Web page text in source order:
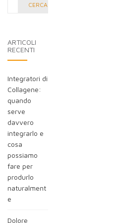
CERCA
ARTICOLI
RECENTI
Integratori di
Collagene:
quando
serve
davvero
integrarlo e
cosa
possiamo
fare per
produrlo
naturalment
e
Dolore